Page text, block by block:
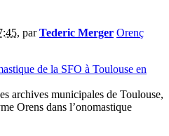
, parTederic Merger Orenç
de la SFO à Toulouse en
archives municipales de Toulouse,
Orens dans l’onomastique